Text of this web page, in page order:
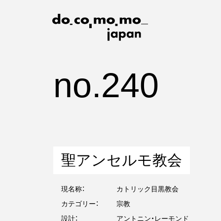
no.240
聖アンセルモ教会
現名称：
カトリック目黒教会
カテゴリー：
宗教
設計：
アントニン・レーモンド